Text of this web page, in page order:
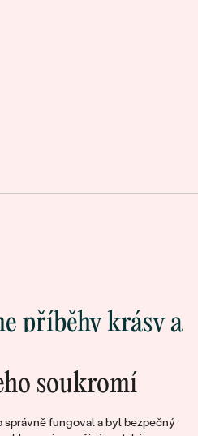
soukromí
správně fungoval a byl bezpečný
příběhy krásy a